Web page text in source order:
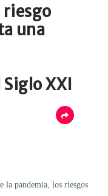
riesgo
una
XXI
la pandemia, los riesgos